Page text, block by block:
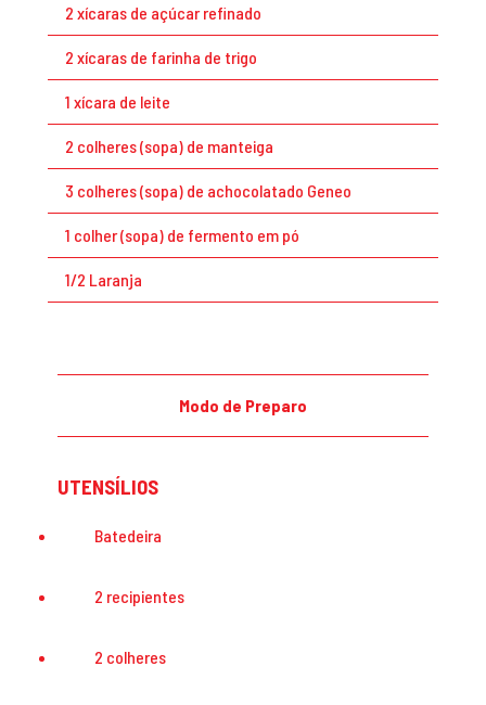
2 xícaras de açúcar refinado
2 xícaras de farinha de trigo
1 xícara de leite
2 colheres (sopa) de manteiga
3 colheres (sopa) de achocolatado Geneo
1 colher (sopa) de fermento em pó
1/2 Laranja
Modo de Preparo
UTENSÍLIOS
Batedeira
2 recipientes
2 colheres